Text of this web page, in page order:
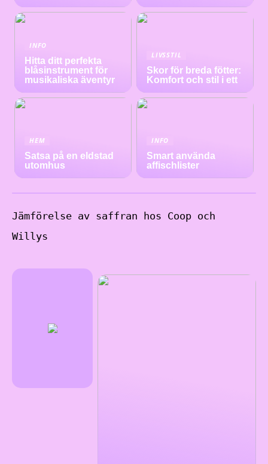
INFO
Hitta ditt perfekta
blåsinstrument för
musikaliska äventyr
LIVSSTIL
Skor för breda fötter:
Komfort och stil i ett
HEM
Satsa på en eldstad
utomhus
INFO
Smart använda
affischlister
Jämförelse av saffran hos Coop och
Willys